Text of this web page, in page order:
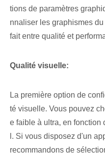
tions de paramètres
nnaliser les graphismes
fait entre qualité et
Qualité visuelle:
La première option de
té visuelle. Vous pouvez
e faible à ultra, en fonction
l. Si vous disposez d'un
recommandons de